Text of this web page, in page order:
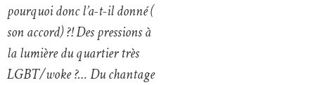
pourquoi donc l’a-t-il donné (
son accord) ?! Des pressions à
la lumière du quartier très
LGBT/woke ?… Du chantage